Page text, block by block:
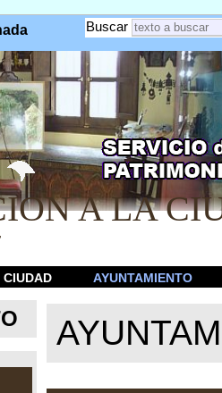
Buscar
A LA
CIUDAD AYUNTAMIENTO